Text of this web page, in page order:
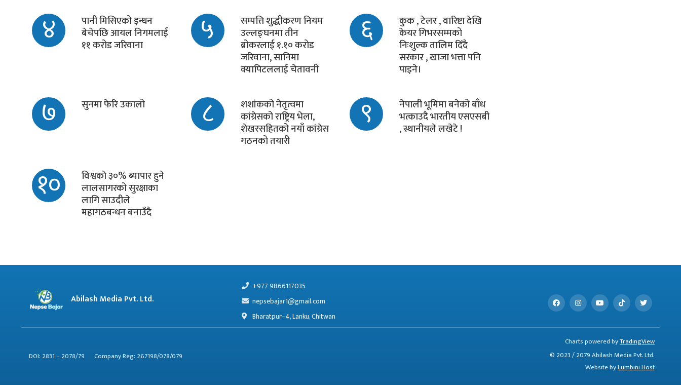
४ पानी मिसिएको इन्धन
बेचेपछि आयल निगमलाई
११ करोड जरिवाना ५ सम्पत्ति शुद्धीकरण नियम
उल्लङ्घनमा तीन
ब्रोकरलाई १.१० करोड
जरिवाना, सानिमा
क्यापिटललाई चेतावनी
६ कुक , टेलर , वारिष्टा देखि
केयर गिभरसम्मको
निःशुल्क तालिम दिँदै
सरकार , खाजा भत्ता पनि
पाइने।
७ सुनमा फेरि उकालो ८ शशांकको नेतृत्वमा
कांग्रेसको राष्ट्रिय भेला,
शेखरसहितको नयाँ कांग्रेस
गठनको तयारी
९ नेपाली भूमिमा बनेको बाँध
भत्काउदै भारतीय एसएसबी
, स्थानीयले लखेटे !
१० विश्वकाे ३०% ब्यापार हुने
लालसागरको सुरक्षाका
लागि साउदीले
महागठबन्धन बनाउँदै
Abilash Media Pvt. Ltd.
+977 9866117035
nepsebajar1@gmail.com
Bharatpur–4, Lanku, Chitwan
DOI: 2831 – 2078/79 Company Reg: 267198/078/079
Charts powered byTradingView
© 2023 / 2079 Abilash Media Pvt. Ltd.
Website byLumbini Host